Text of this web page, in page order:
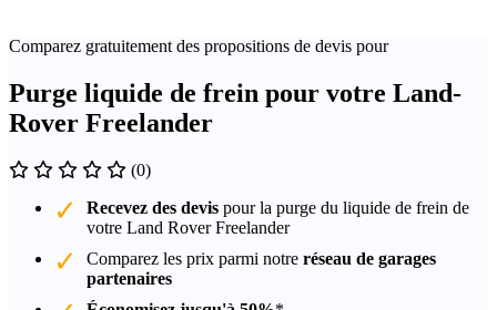
Comparez gratuitement des propositions de devis pour
Purge liquide de frein pour votre Land-
Rover Freelander
(0)
Recevez des devis pour la purge du liquide de frein de
votre Land Rover Freelander
Comparez les prix parmi notre réseau de garages
partenaires